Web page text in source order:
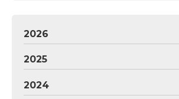
2026
2025
2024